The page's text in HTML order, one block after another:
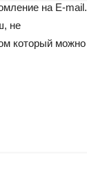
на E-mail.
не
который можно